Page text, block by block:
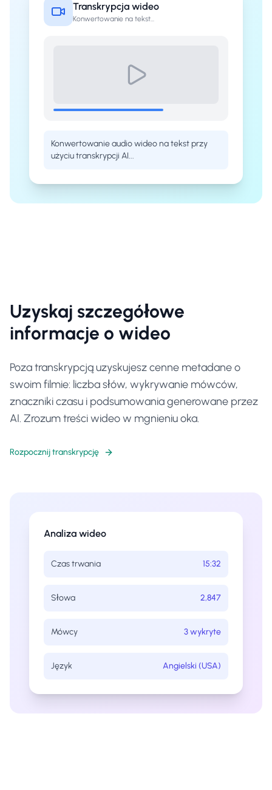
Transkrypcja wideo
Konwertowanie na tekst...
Konwertowanie audio wideo na tekst przy
użyciu transkrypcji AI...
Uzyskaj szczegółowe
informacje o wideo
Poza transkrypcją uzyskujesz cenne metadane o
swoim filmie: liczba słów, wykrywanie mówców,
znaczniki czasu i podsumowania generowane przez
AI. Zrozum treści wideo w mgnieniu oka.
Rozpocznij transkrypcję
Analiza wideo
Czas trwania 15:32
Słowa 2,847
Mówcy 3 wykryte
Język Angielski (USA)